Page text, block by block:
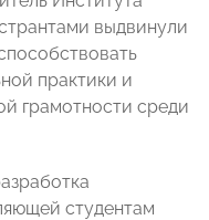
выдвинули
практики и
грамотности среди
студентам